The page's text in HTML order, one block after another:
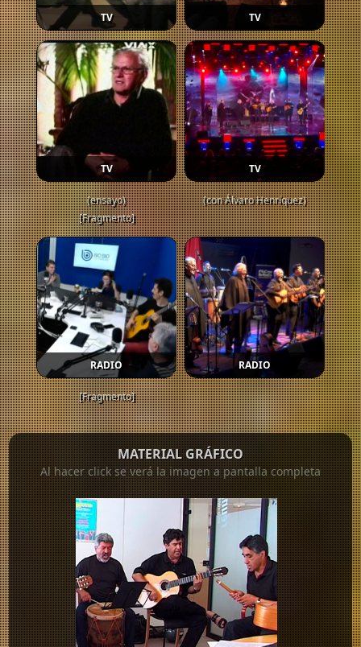
TV TV
TV
(ensayo)
[Fragmento]
TV
(con Álvaro Henríquez)
RADIO
[Fragmento]
RADIO
MATERIAL GRÁFICO
Al hacer click se verá la imagen a pantalla completa